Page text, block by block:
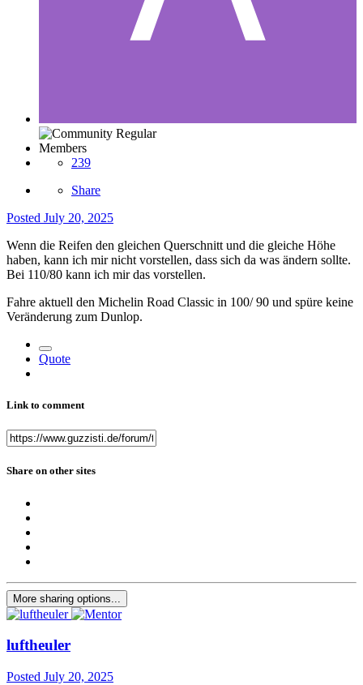
Members
239
Share
Posted July 20, 2025
Wenn die Reifen den gleichen Querschnitt und die gleiche Höhe
haben, kann ich mir nicht vorstellen, dass sich da was ändern sollte.
Bei 110/80 kann ich mir das vorstellen.
Fahre aktuell den Michelin Road Classic in 100/ 90 und spüre keine
Veränderung zum Dunlop.
Quote
Link to comment
Share on other sites
More sharing options...
luftheuler
Posted July 20, 2025